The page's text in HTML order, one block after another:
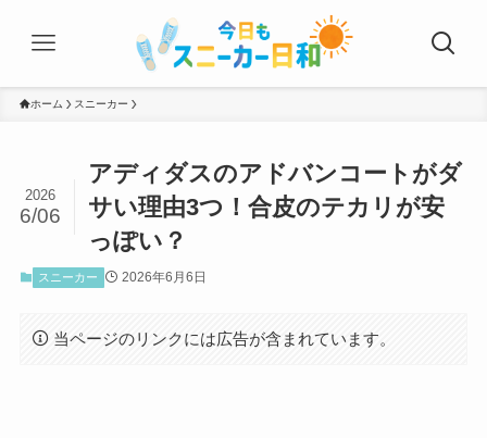
ホーム スニーカー
アディダスのアドバンコートがダ
サい理由3つ！合皮のテカリが安
っぽい？
2026
6/06
スニーカー 2026年6月6日
当ページのリンクには広告が含まれています。